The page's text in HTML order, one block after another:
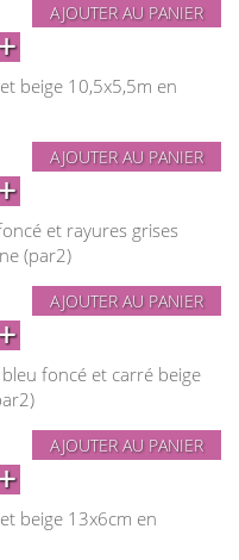
AJOUTER AU PANIER
beige 10,5x5,5m en
AJOUTER AU PANIER
et rayures grises
(par2)
AJOUTER AU PANIER
foncé et carré beige
AJOUTER AU PANIER
beige 13x6cm en